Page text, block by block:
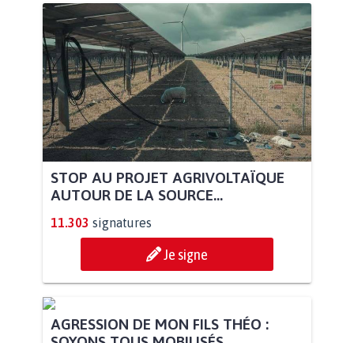
STOP AU PROJET AGRIVOLTAÏQUE
AUTOUR DE LA SOURCE...
11.303 signatures
Je signe